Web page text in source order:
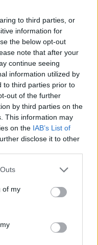
to third parties, or
information for
the below opt-out
note that after your
continue seeing
information utilized by
to third parties prior to
out of the further
by third parties on the
This information may
on the IAB’s List of
disclose it to other
of my
álló felek a
aggodalmát
alkalmat arra
Az AFP
kétségei vannak